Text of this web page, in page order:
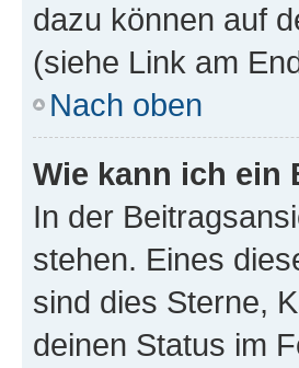
dazu können auf
(siehe Link am
Nach oben
Wie kann ich ein
In der
stehen. Eines
sind dies Sterne,
deinen Status im